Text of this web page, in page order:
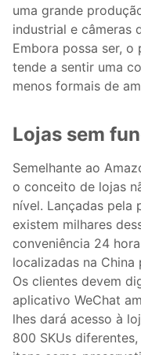
uma grande
industrial e câmeras
Embora possa ser,
tende a sentir uma
menos formais de
Lojas sem
Semelhante ao
o conceito de lojas
nível. Lançadas pela
existem milhares
conveniência 24
localizadas na
Os clientes devem
aplicativo WeChat
lhes dará acesso à
800 SKUs